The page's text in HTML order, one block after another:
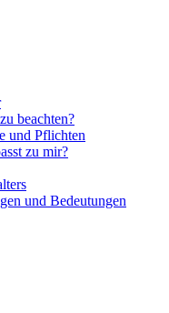
beachten?
und Pflichten
zu mir?
und Bedeutungen